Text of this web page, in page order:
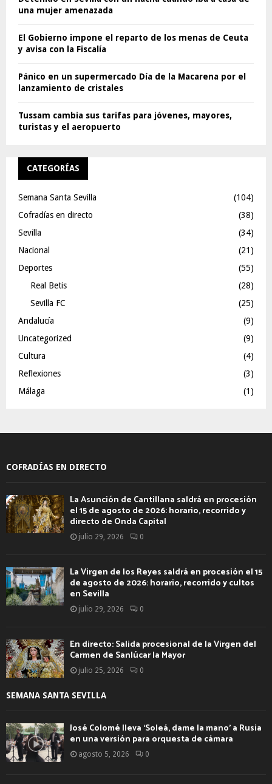
una mujer amenazada
El Gobierno impone el reparto de los menas de Ceuta
y avisa con la Fiscalía
Pánico en un supermercado Día de la Macarena por el
lanzamiento de cristales
Tussam cambia sus tarifas para jóvenes, mayores,
turistas y el aeropuerto
CATEGORÍAS
Semana Santa Sevilla
(104)
Cofradías en directo
(38)
Sevilla
(34)
Nacional
(21)
Deportes
(55)
Real Betis
(28)
Sevilla FC
(25)
Andalucía
(9)
Uncategorized
(9)
Cultura
(4)
Reflexiones
(3)
Málaga
(1)
COFRADÍAS EN DIRECTO
La Asunción de Cantillana saldrá en procesión
el 15 de agosto de 2026: horario, recorrido y
directo de Onda Capital
julio 29, 2026 0
La Virgen de los Reyes saldrá en procesión el 15
de agosto de 2026: horario, recorrido y cultos
en Sevilla
julio 29, 2026 0
En directo: Salida procesional de la Virgen del
Carmen de Sanlúcar la Mayor
julio 25, 2026 0
SEMANA SANTA SEVILLA
José Colomé lleva ‘Soleá, dame la mano’ a Rusia
en una versión para orquesta de cámara
agosto 5, 2026 0